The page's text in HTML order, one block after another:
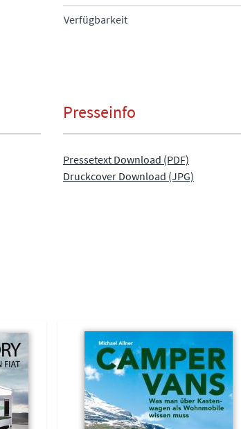
Verfügbarkeit
Presseinfo
Pressetext Download (PDF)
Druckcover Download (JPG)